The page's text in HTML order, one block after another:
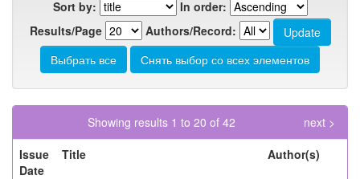
Sort by:
In order:
Results/Page
Authors/Record:
Showing results 1 to 20 of 42
next >
Issue
Date
Title Author(s)